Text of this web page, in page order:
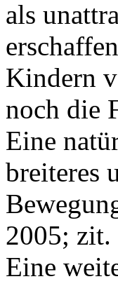
als
Kindern
noch die
Eine
breiteres
2005; zit.
Eine